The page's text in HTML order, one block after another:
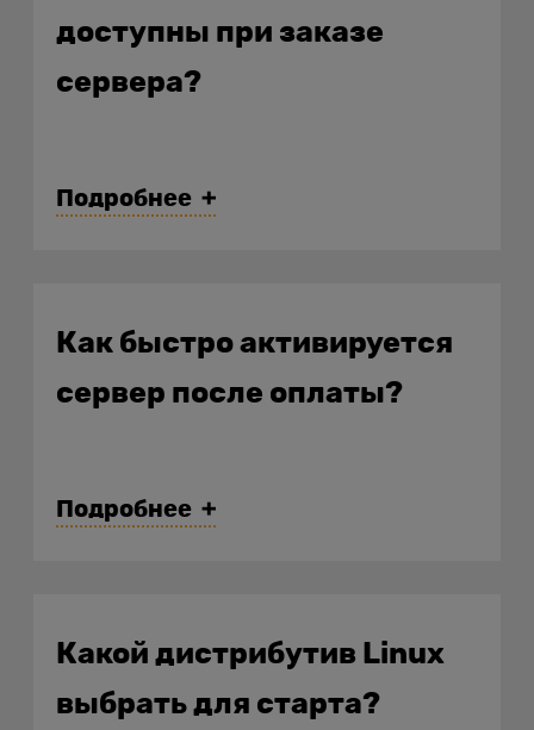
доступны при заказе
сервера?
Подробнее
Как быстро активируется
сервер после оплаты?
Подробнее
Какой дистрибутив Linux
выбрать для старта?